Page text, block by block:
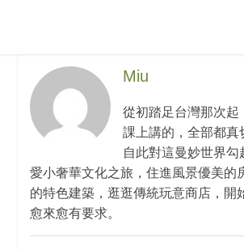
Miu
從初踏足台灣那次起
課上講的，全部都真
自此對這曼妙世界
愛小奢華文化之旅，住進風景優美的
的特色建築，逛逛傳統玩意商店，開
愈來愈有要求。